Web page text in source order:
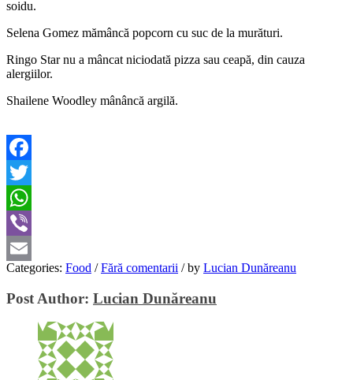
soidu.
Selena Gomez mămâncă popcorn cu suc de la murături.
Ringo Star nu a mâncat niciodată pizza sau ceapă, din cauza
alergiilor.
Shailene Woodley mânâncă argilă.
Facebook
Twitter
WhatsApp
Viber
Email
Categories: Food / Fără comentarii /by Lucian Dunăreanu
Post Author: Lucian Dunăreanu